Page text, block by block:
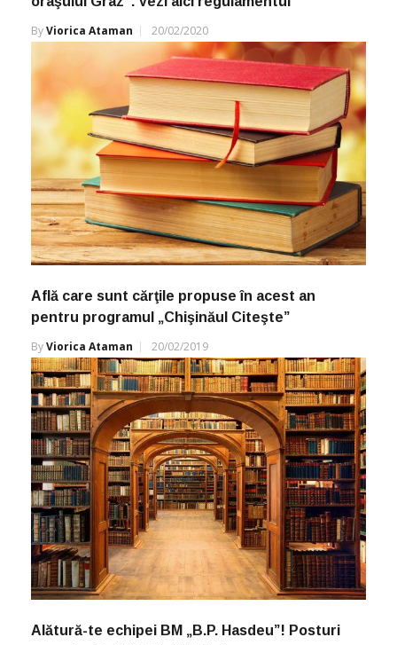
ByViorica Ataman 20/02/2020
Află care sunt cărţile propuse în acest an
pentru programul „Chişinăul Citeşte”
ByViorica Ataman 20/02/2019
Alătură-te echipei BM „B.P. Hasdeu”! Posturi